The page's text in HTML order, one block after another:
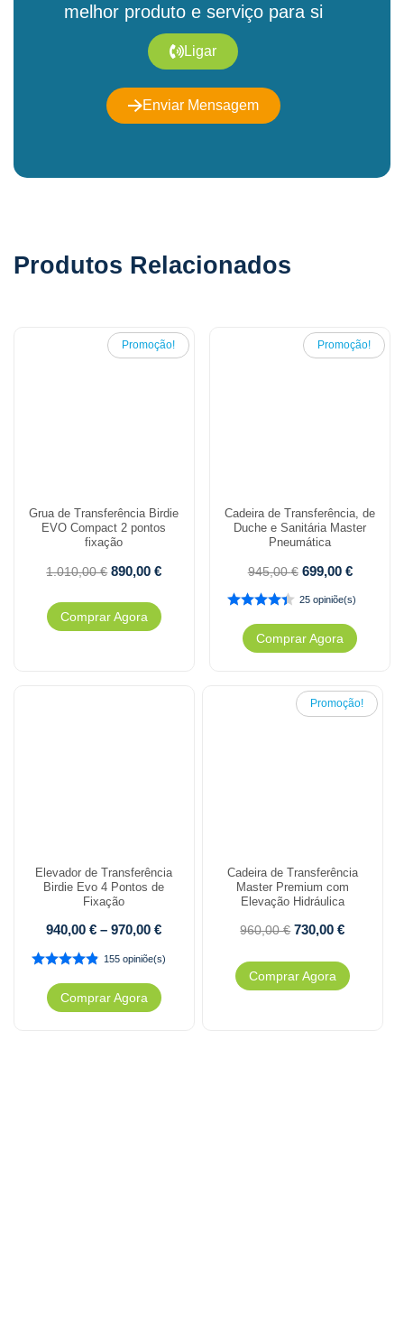
melhor produto e serviço para si
Ligar
Enviar Mensagem
Produtos Relacionados
Promoção!
Grua de Transferência Birdie
EVO Compact 2 pontos
fixação
1.010,00€ 890,00€
Comprar Agora
Promoção!
Cadeira de Transferência, de
Duche e Sanitária Master
Pneumática
945,00€ 699,00 €
25 opiniõe(s)
Comprar Agora
Elevador de Transferência
Birdie Evo 4 Pontos de
Fixação
940,00€ – 970,00€
155 opiniõe(s)
Comprar Agora
Promoção!
Cadeira de Transferência
Master Premium com
Elevação Hidráulica
960,00€ 730,00€
Comprar Agora